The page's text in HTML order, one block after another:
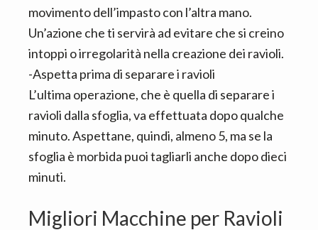
movimento dell’impasto con l’altra mano.
Un’azione che ti servirà ad evitare che si creino
intoppi o irregolarità nella creazione dei ravioli.
-Aspetta prima di separare i ravioli
L’ultima operazione, che è quella di separare i
ravioli dalla sfoglia, va effettuata dopo qualche
minuto. Aspettane, quindi, almeno 5, ma se la
sfoglia è morbida puoi tagliarli anche dopo dieci
minuti.
Migliori Macchine per Ravioli